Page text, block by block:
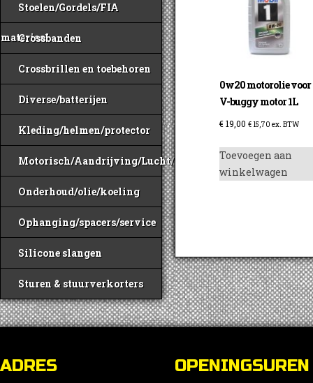
Stoelen/Gordels/FIA
materiaal
Crossbanden
Crossbrillen en toebehoren
Diverse/batterijen
Kleding/helmen/protector
Motorisch/Aandrijving/Lucht/Benzine
Onderhoud/olie/koeling
Ophanging/spacers/service
Silicone slangen
Sturen & stuurverkorters
0w20 motorolie voor
V-buggy motor 1L
€19,00 € 15,70 ex. BTW
Toevoegen aan
winkelwagen
ADRES OPENINGSUREN